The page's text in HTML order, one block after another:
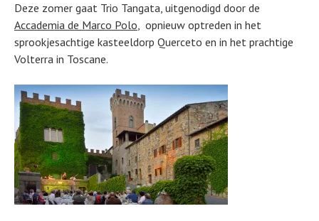
Deze zomer gaat Trio Tangata, uitgenodigd door de
Accademia de Marco Polo, opnieuw optreden in het
sprookjesachtige kasteeldorp Querceto en in het prachtige
Volterra in Toscane.